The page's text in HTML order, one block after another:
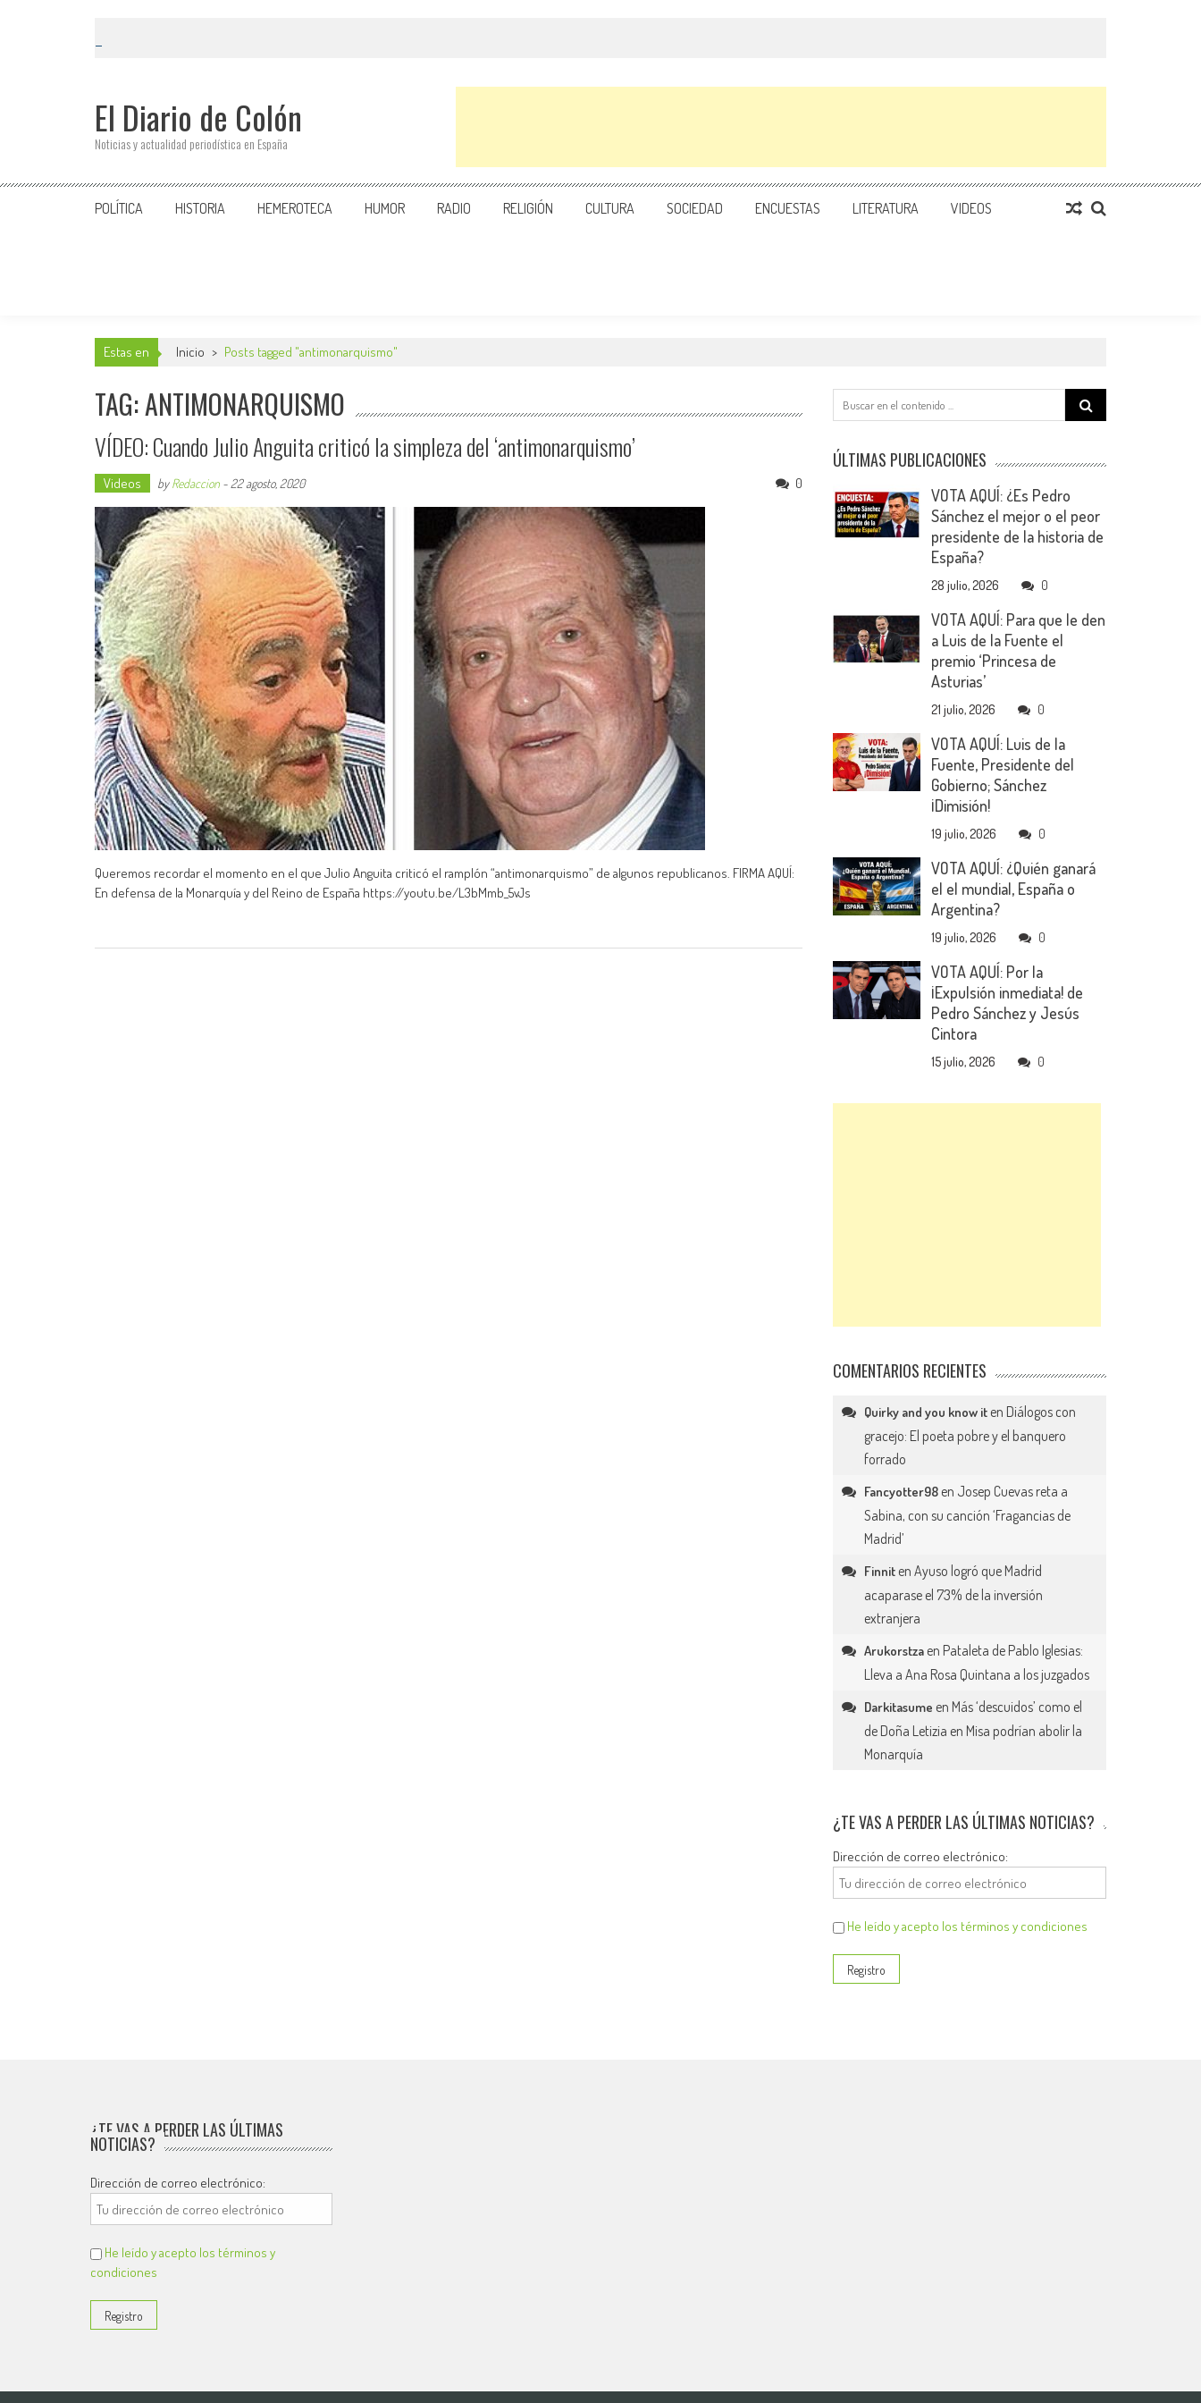
El Diario de Colón
Noticias y actualidad periodística en España
POLÍTICA HISTORIA HEMEROTECA HUMOR RADIO RELIGIÓN CULTURA SOCIEDAD ENCUESTAS LITERATURA VIDEOS
Estas en Inicio > Posts tagged "antimonarquismo"
TAG: ANTIMONARQUISMO
VÍDEO: Cuando Julio Anguita criticó la simpleza del ‘antimonarquismo’
Videos byRedaccion - 22 agosto, 2020 0
Queremos recordar el momento en el que Julio Anguita criticó el ramplón “antimonarquismo” de algunos republicanos. FIRMA AQUÍ:
En defensa de la Monarquía y del Reino de España https://youtu.be/L3bMmb_5vJs
Search
for:
ÚLTIMAS PUBLICACIONES
VOTA AQUÍ: ¿Es Pedro
Sánchez el mejor o el peor
presidente de la historia de
España?
28 julio, 2026 0
VOTA AQUÍ: Para que le den
a Luis de la Fuente el
premio ‘Princesa de
Asturias’
21 julio, 2026 0
VOTA AQUÍ: Luis de la
Fuente, Presidente del
Gobierno; Sánchez
¡Dimisión!
19 julio, 2026 0
VOTA AQUÍ: ¿Quién ganará
el el mundial, España o
Argentina?
19 julio, 2026 0
VOTA AQUÍ: Por la
¡Expulsión inmediata! de
Pedro Sánchez y Jesús
Cintora
15 julio, 2026 0
COMENTARIOS RECIENTES
Quirky and you know it en Diálogos con
gracejo: El poeta pobre y el banquero
forrado
Fancyotter98 en Josep Cuevas reta a
Sabina, con su canción ‘Fragancias de
Madrid’
Finnit enAyuso logró que Madrid
acaparase el 73% de la inversión
extranjera
Arukorstza en Pataleta de Pablo Iglesias:
Lleva a Ana Rosa Quintana a los juzgados
Darkitasume en Más ‘descuidos’ como el
de Doña Letizia en Misa podrían abolir la
Monarquía
¿TE VAS A PERDER LAS ÚLTIMAS NOTICIAS?
Dirección de correo electrónico:
He leído y acepto los términos y condiciones
¿TE VAS A PERDER LAS ÚLTIMAS
NOTICIAS?
Dirección de correo electrónico:
He leído y acepto los términos y
condiciones